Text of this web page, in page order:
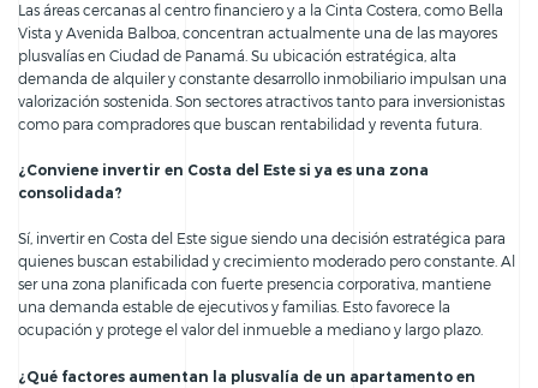
Las áreas cercanas al centro financiero y a la Cinta Costera, como Bella
Vista y Avenida Balboa, concentran actualmente una de las mayores
plusvalías en Ciudad de Panamá. Su ubicación estratégica, alta
demanda de alquiler y constante desarrollo inmobiliario impulsan una
valorización sostenida. Son sectores atractivos tanto para inversionistas
como para compradores que buscan rentabilidad y reventa futura.
¿Conviene invertir en Costa del Este si ya es una zona
consolidada?
Sí, invertir en Costa del Este sigue siendo una decisión estratégica para
quienes buscan estabilidad y crecimiento moderado pero constante. Al
ser una zona planificada con fuerte presencia corporativa, mantiene
una demanda estable de ejecutivos y familias. Esto favorece la
ocupación y protege el valor del inmueble a mediano y largo plazo.
¿Qué factores aumentan la plusvalía de un apartamento en